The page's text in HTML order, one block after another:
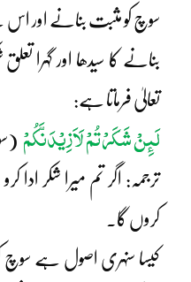
سوچ کو مثبت بنانے اور
بنانے کا سیدھا اور گہرا
تعالیٰ فرماتا ہے:
لَئِنْ شَکَرْتُمْ لَاَزِیْدَنَّکُمْ
ترجمہ: اگر تم میرا شکر ادا
کروں گا۔
کیسا سنہری اصول ہے سوچ